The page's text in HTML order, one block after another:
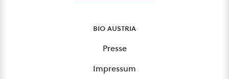
bio austria
Presse
Impressum